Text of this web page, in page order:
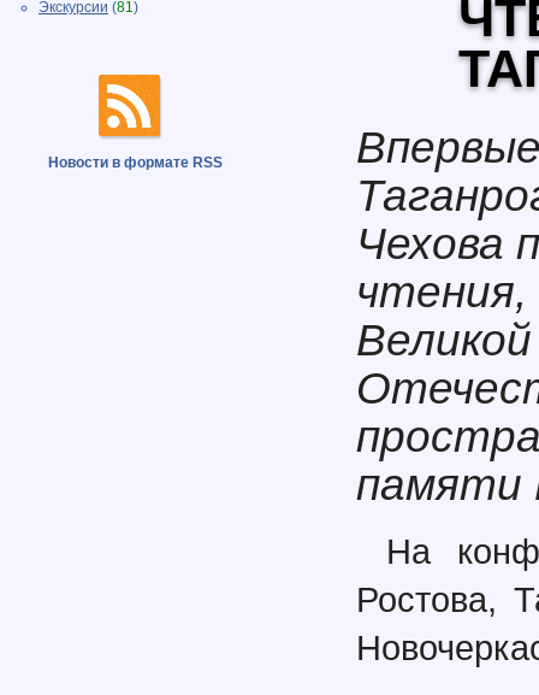
Экскурсии (81)
Новости в формате RSS
Чехова
памяти
На
Ростова,